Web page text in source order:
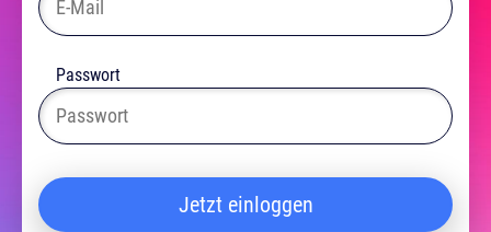
Passwort
Jetzt einloggen